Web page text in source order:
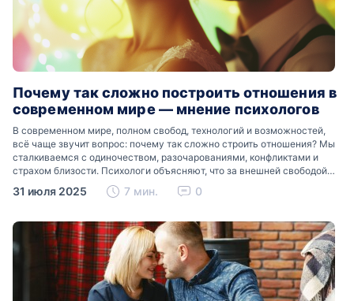
Почему так сложно построить отношения в
современном мире — мнение психологов
В современном мире, полном свобод, технологий и возможностей,
всё чаще звучит вопрос: почему так сложно строить отношения? Мы
сталкиваемся с одиночеством, разочарованиями, конфликтами и
страхом близости. Психологи объясняют, что за внешней свободой
скрываются глубокие внутренние барьеры. В этой статье —
главные…
31 июля 2025 7 мин. 0